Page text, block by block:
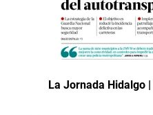
La Jornada Hidalgo